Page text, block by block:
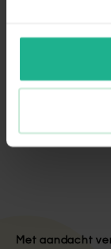
Met aandacht